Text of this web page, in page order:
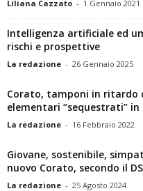
Liliana Cazzato - 1 Gennaio 2021
Intelligenza artificiale ed
rischi e prospettive
La redazione - 26 Gennaio 2025
Corato, tamponi in ritardo
elementari “sequestrati” in
La redazione - 16 Febbraio 2022
Giovane, sostenibile,
nuovo Corato, secondo il
La redazione - 25 Agosto 2024